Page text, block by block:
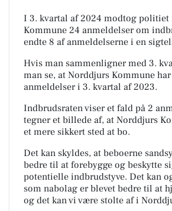
I 3. kvartal af 2024 modtog politiet
Kommune 24 anmeldelser om
endte 8 af anmeldelserne i en
Hvis man sammenligner med 3.
man se, at Norddjurs Kommune
anmeldelser i 3. kvartal af 2023.
Indbrudsraten viser et fald på 2
tegner et billede af, at Norddjurs
et mere sikkert sted at bo.
Det kan skyldes, at beboerne
bedre til at forebygge og beskytte
potentielle indbrudstyve. Det kan
som nabolag er blevet bedre til at
og det kan vi være stolte af i